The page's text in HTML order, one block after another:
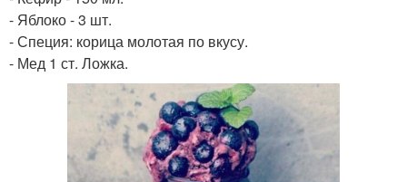
- Яблоко - 3 шт.
- Специя: корица молотая по вкусу.
- Мед 1 ст. Ложка.